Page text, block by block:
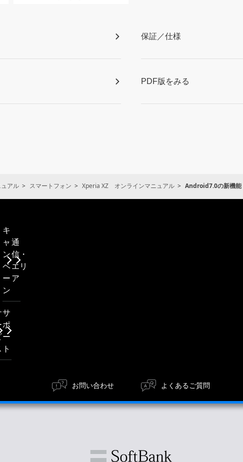
保証／仕様
PDF版をみる
アル スマートフォン Xperia XZ オンラインマニュアル Android7.0の新機能
キ
ャ
ン
ペ
ー
ン
通
信・
エリ
ア
サ
ポ
ー
ト
お問い合わせ よくあるご質問